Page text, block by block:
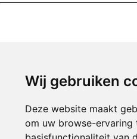
Wij gebruiken
Deze website maakt
om uw browse-ervaring